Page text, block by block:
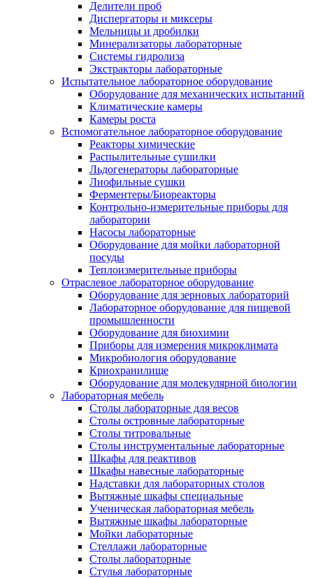
Делители проб
Диспергаторы и миксеры
Мельницы и дробилки
Минерализаторы лабораторные
Системы гидролиза
Экстракторы лабораторные
Испытательное лабораторное оборудование
Оборудование для механических испытаний
Климатические камеры
Камеры роста
Вспомогательное лабораторное оборудование
Реакторы химические
Распылительные сушилки
Льдогенераторы лабораторные
Лиофильные сушки
Ферментеры/Биореакторы
Контрольно-измерительные приборы для
лаборатории
Насосы лабораторные
Оборудование для мойки лабораторной
посуды
Теплоизмерительные приборы
Отраслевое лабораторное оборудование
Оборудование для зерновых лабораторий
Лабораторное оборудование для пищевой
промышленности
Оборудование для биохимии
Приборы для измерения микроклимата
Микробиология оборудование
Криохранилище
Оборудование для молекулярной биологии
Лабораторная мебель
Столы лабораторные для весов
Столы островные лабораторные
Столы титровальные
Столы инструментальные лабораторные
Шкафы для реактивов
Шкафы навесные лабораторные
Надставки для лабораторных столов
Вытяжные шкафы специальные
Ученическая лабораторная мебель
Вытяжные шкафы лабораторные
Мойки лабораторные
Стеллажи лабораторные
Столы лабораторные
Стулья лабораторные